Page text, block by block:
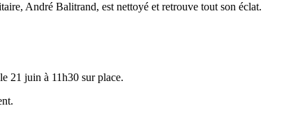
André Balitrand, est nettoyé et retrouve tout son éclat.
21 juin à 11h30 sur place.